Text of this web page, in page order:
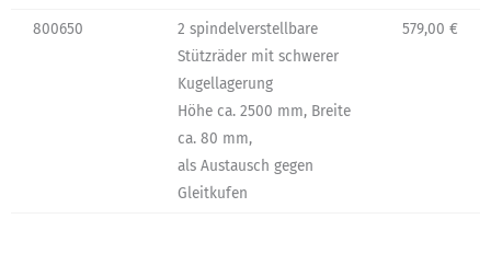
800650
2 spindelverstellbare
Stützräder mit schwerer
Kugellagerung
Höhe ca. 2500 mm, Breite
ca. 80 mm,
als Austausch gegen
Gleitkufen
579,00 €